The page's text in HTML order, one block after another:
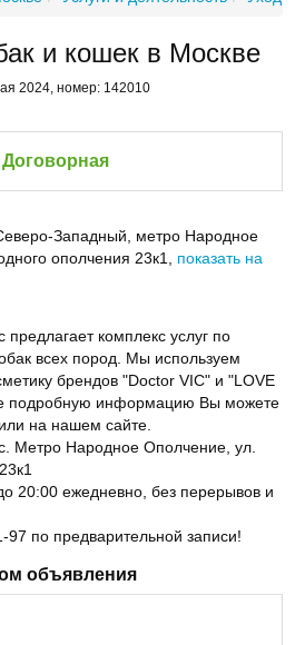
и кошек в Москве
2024, номер: 142010
Договорная
Западный, метро Народное
ополчения 23к1, показать на
комплекс услуг по
всех пород. Мы используем
брендов "Doctor VIC" и "LOVE
подробную информацию Вы можете
на нашем сайте.
Метро Народное Ополчение, ул.
20:00 ежедневно, без перерывов и
по предварительной записи!
объявления